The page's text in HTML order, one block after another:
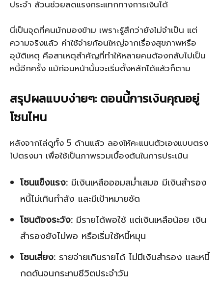
ประจำ ล้วนช่วยลดแรงกระแทกทางการเงินได้
นี่เป็นจุดที่คนมักมองข้าม เพราะรู้สึกว่ายังไม่จำเป็น แต่
ความจริงแล้ว ค่าใช้จ่ายก้อนใหญ่จากเรื่องสุขภาพหรือ
อุบัติเหตุ คือสาเหตุสำคัญที่ทำให้หลายคนต้องกลับไปเป็น
หนี้อีกครั้ง แม้ก่อนหน้านั้นจะเริ่มตั้งหลักได้แล้วก็ตาม
สรุปผลแบบง่ายๆ: ตอนนี้การเงินคุณอยู่
โซนไหน
หลังจากไล่ดูทั้ง 5 ด้านแล้ว ลองให้คะแนนตัวเองแบบตรง
ไปตรงมา เพื่อใช้เป็นภาพรวมเบื้องต้นในการประเมิน
โซนแข็งแรง: มีเงินเหลือออมสม่ำเสมอ มีเงินสำรอง
หนี้ไม่เกินกำลัง และมีเป้าหมายชัด
โซนต้องระวัง: มีรายได้พอใช้ แต่เงินเหลือน้อย เงิน
สำรองยังไม่พอ หรือเริ่มใช้หนี้หมุน
โซนเสี่ยง: รายจ่ายเกินรายได้ ไม่มีเงินสำรอง และหนี้
กดดันจนกระทบชีวิตประจำวัน